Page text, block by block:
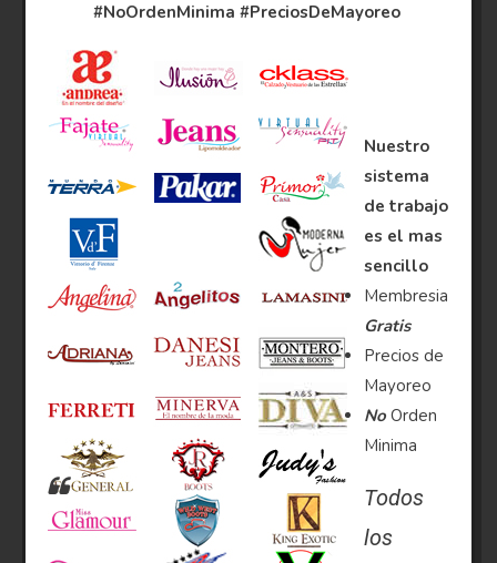
#NoOrdenMinima #PreciosDeMayoreo
Nuestro
sistema
de trabajo
es el mas
sencillo
Membresia
Gratis
Precios de
Mayoreo
No Orden
Minima
Todos
los